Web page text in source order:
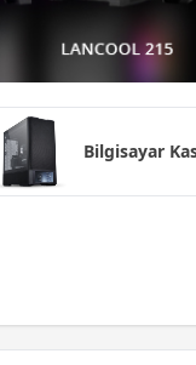
Bilgisayar